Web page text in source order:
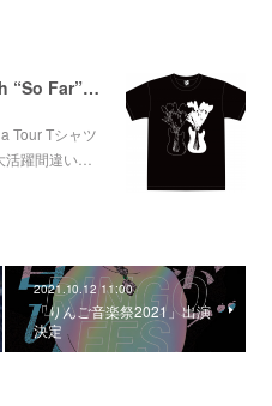
【NEW TEE】''Analogfish 25th “So Far”East Asia Tour'' Tee
Tour Tシャツ
躍間違い…
2021.10.12 11:00
「りんご音楽祭2021」出演
決定